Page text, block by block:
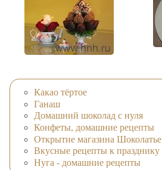
Какао тёртое
Ганаш
Домашний шоколад с нуля
Конфеты, домашние рецепты
Открытие магазина Шоколатье
Вкусные рецепты к празднику
Нуга - домашние рецепты